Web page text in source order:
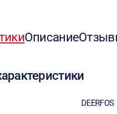
Описание
DEERFOS